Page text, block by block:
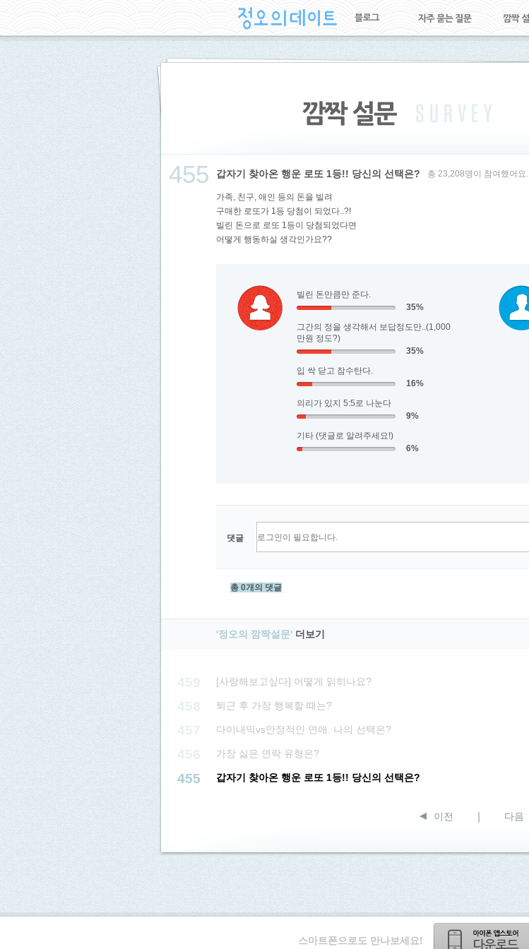
455 갑자기 찾아온 행운 로또 1등!! 당신의 선택은? 총 23,208명이 참여했어요.
가족, 친구, 애인 등의 돈을 빌려
구매한 로또가 1등 당첨이 되었다..?!
빌린 돈으로 로또 1등이 당첨되었다면
어떻게 행동하실 생각인가요??
빌린 돈만큼만 준다.
35%
그간의 정을 생각해서 보답정도만..(1,000
만원 정도?)
35%
입 싹 닫고 잠수탄다.
16%
의리가 있지 5:5로 나눈다
9%
기타 (댓글로 알려주세요!)
6%
댓글
총 0개의 댓글
'정오의 깜짝설문' 더보기
[사랑해보고싶다] 어떻게 읽히나요?
퇴근 후 가장 행복할 때는?
다이내믹vs안정적인 연애. 나의 선택은?
가장 싫은 연락 유형은?
455 갑자기 찾아온 행운 로또 1등!! 당신의 선택은?
이전 다음
스마트폰으로도 만나보세요!